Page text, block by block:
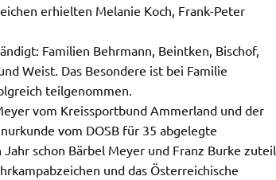
erhielten Melanie Koch, Frank-Peter
Familien Behrmann, Beintken, Bischof,
Weist. Das Besondere ist bei Familie
teilgenommen.
vom Kreissportbund Ammerland und der
vom DOSB für 35 abgelegte
schon Bärbel Meyer und Franz Burke zuteil.
und das Österreichische